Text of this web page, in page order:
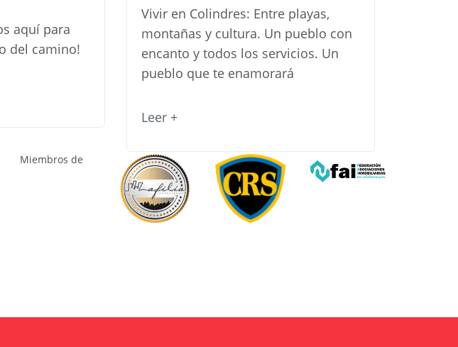
aquí para
del camino!
Vivir en Colindres: Entre playas,
montañas y cultura. Un pueblo con
encanto y todos los servicios. Un
pueblo que te enamorará
Leer +
Miembros de